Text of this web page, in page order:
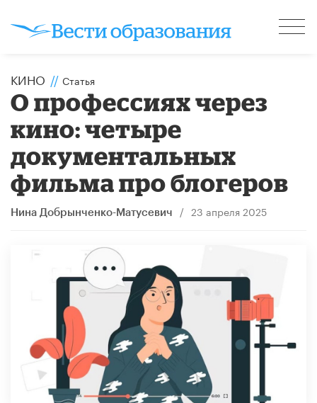
КИНО // Статья
О профессиях через
кино: четыре
документальных
фильма про блогеров
Нина Добрынченко-Матусевич / 23 апреля 2025